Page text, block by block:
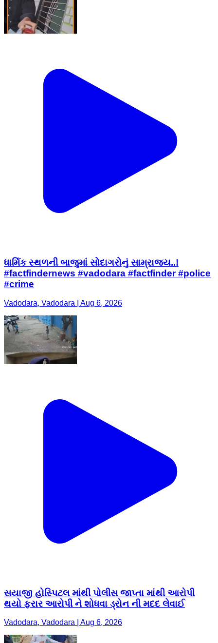
ધાર્મિક સ્થળની બાજુમાં સોદાગરોનું સામ્રાજ્ય..!
#factfindernews #vadodara #factfinder #police
#crime
Vadodara, Vadodara | Aug 6, 2026
સયાજી હોસ્પિટલ માંથી પોલીસ જાપ્તા માંથી આરોપી
થયો ફરાર આરોપી ને શોધવા ડ્રોન ની મદદ લેવાઈ
Vadodara, Vadodara | Aug 6, 2026